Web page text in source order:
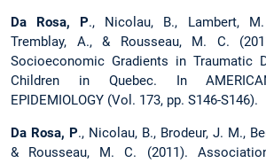
Da Rosa, P., Nicolau, B., Lambert,
Tremblay, A., & Rousseau, M. C.
Socioeconomic Gradients in Traumatic
Children in Quebec. In
EPIDEMIOLOGY (Vol. 173, pp. S146-S146).
Da Rosa, P., Nicolau, B., Brodeur, J. M.,
& Rousseau, M. C. (2011).